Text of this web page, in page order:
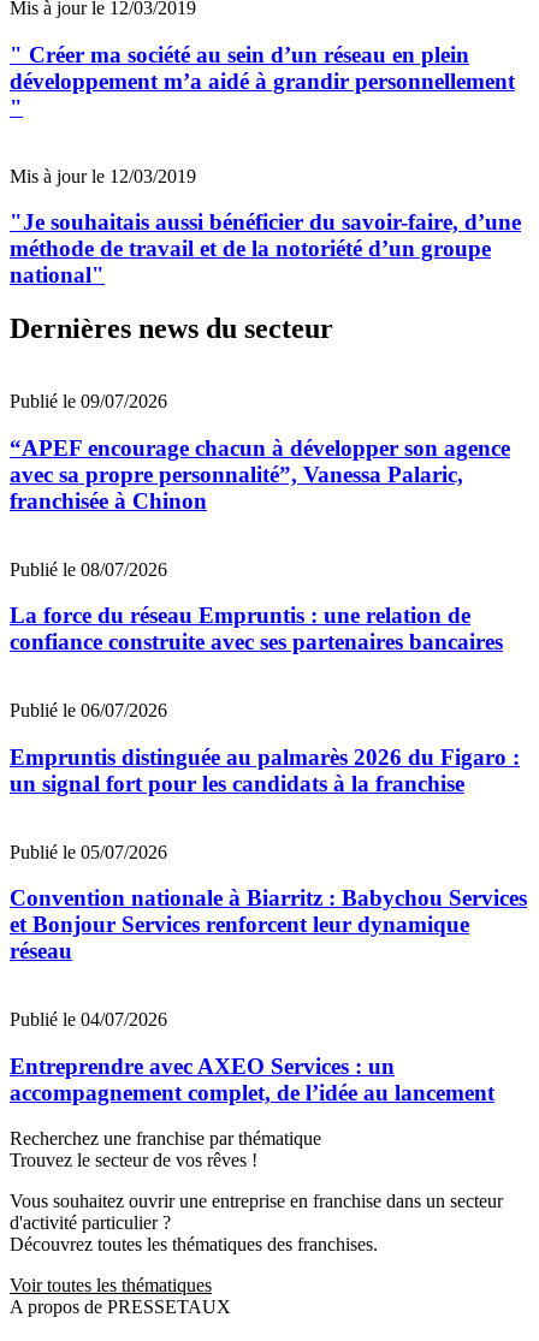
Mis à jour le 12/03/2019
" Créer ma société au sein d’un réseau en plein
développement m’a aidé à grandir personnellement
"
Mis à jour le 12/03/2019
"Je souhaitais aussi bénéficier du savoir-faire, d’une
méthode de travail et de la notoriété d’un groupe
national"
Dernières news du secteur
Publié le 09/07/2026
“APEF encourage chacun à développer son agence
avec sa propre personnalité”, Vanessa Palaric,
franchisée à Chinon
Publié le 08/07/2026
La force du réseau Empruntis : une relation de
confiance construite avec ses partenaires bancaires
Publié le 06/07/2026
Empruntis distinguée au palmarès 2026 du Figaro :
un signal fort pour les candidats à la franchise
Publié le 05/07/2026
Convention nationale à Biarritz : Babychou Services
et Bonjour Services renforcent leur dynamique
réseau
Publié le 04/07/2026
Entreprendre avec AXEO Services : un
accompagnement complet, de l’idée au lancement
Recherchez une franchise par thématique
Trouvez le secteur de vos rêves !
Vous souhaitez ouvrir une entreprise en franchise dans un secteur
d'activité particulier ?
Découvrez toutes les thématiques des franchises.
Voir toutes les thématiques
A propos de PRESSETAUX